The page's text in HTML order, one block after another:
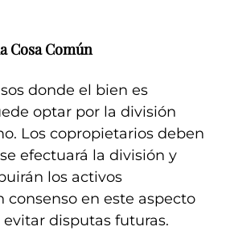
Cosa Común
donde el bien es
optar por la división
Los copropietarios deben
efectuará la división y
los activos
consenso en este aspecto
disputas futuras.